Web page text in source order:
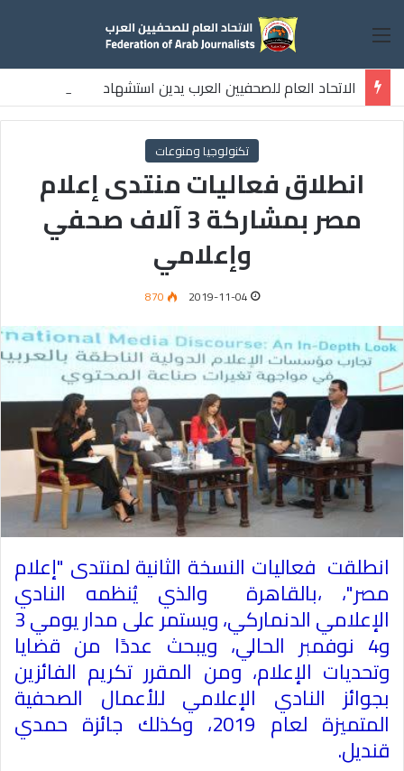
القائمة
الاتحاد العام للصحفيين العرب يدين استشهاد
ثلاثة صحفيين فلسطينيين باستهداف إسرائيلي وسط قطاع غزة
تكنولوجيا ومنوعات
انطلاق فعاليات منتدى إعلام
مصر بمشاركة 3 آلاف صحفي
وإعلامي
2019-11-04
870
انطلقت فعاليات النسخة الثانية لمنتدى "إعلام
مصر"، ،بالقاهرة والذي يُنظمه النادي
الإعلامي الدنماركي، ويستمر على مدار يومي 3
و4 نوفمبر الحالي، ويبحث عددًا من قضايا
وتحديات الإعلام، ومن المقرر تكريم الفائزين
بجوائز النادي الإعلامي للأعمال الصحفية
المتميزة لعام 2019، وكذلك جائزة حمدي
قنديل.